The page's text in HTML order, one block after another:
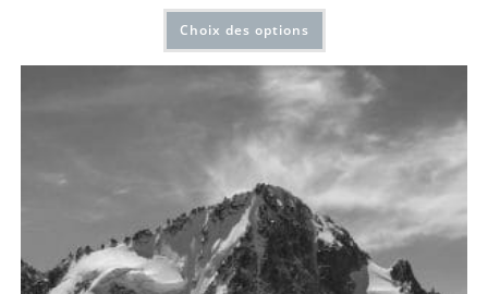
Choix des options